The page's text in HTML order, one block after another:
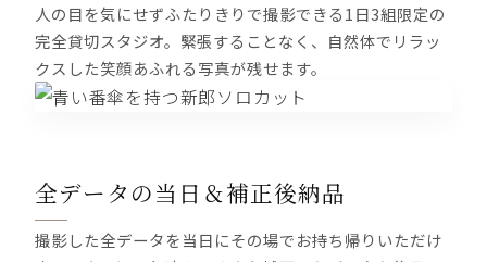
人の目を気にせずふたりきりで撮影できる1日3組限定の
完全貸切スタジオ。緊張することなく、自然体でリラッ
クスした笑顔あふれる写真が残せます。
全データの当日＆補正後納品
撮影した全データを当日にその場でお持ち帰りいただけ